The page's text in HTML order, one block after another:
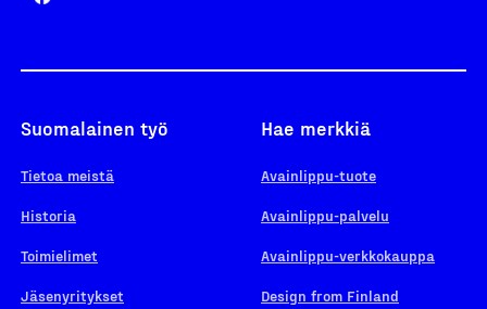
Suomalainen työ
Tietoa meistä
Historia
Toimielimet
Jäsenyritykset
Hae merkkiä
Avainlippu-tuote
Avainlippu-palvelu
Avainlippu-verkkokauppa
Design from Finland